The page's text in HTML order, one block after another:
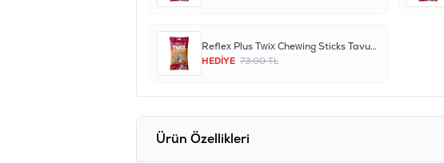
Reflex Plus Twix Chewing Sticks Tavuklu ve Biftekli Köpek Çiğneme Ödül Çubukları 80gr
HEDİYE 73.00 TL
Ürün Özellikleri